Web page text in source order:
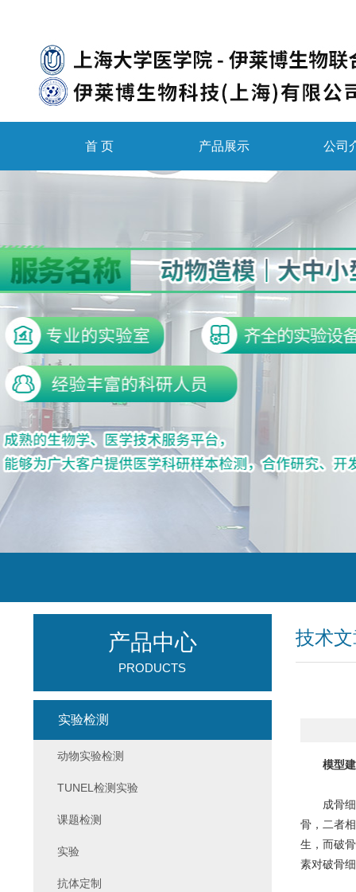
首 页 产品展示 公司
技术
模型
成骨细胞
骨，二者
生，而破
素对破骨
产品中心
PRODUCTS
实验检测
动物实验检测
TUNEL检测实验
课题检测
实验
抗体定制